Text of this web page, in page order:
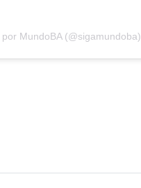
MundoBA (@sigamundoba)